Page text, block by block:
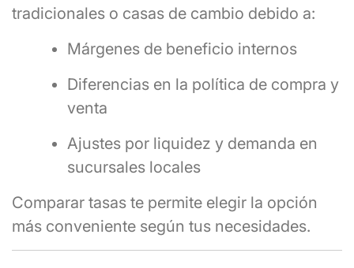
tradicionales o casas de cambio debido a:
Márgenes de beneficio internos
Diferencias en la política de compra y
venta
Ajustes por liquidez y demanda en
sucursales locales
Comparar tasas te permite elegir la opción
más conveniente según tus necesidades.